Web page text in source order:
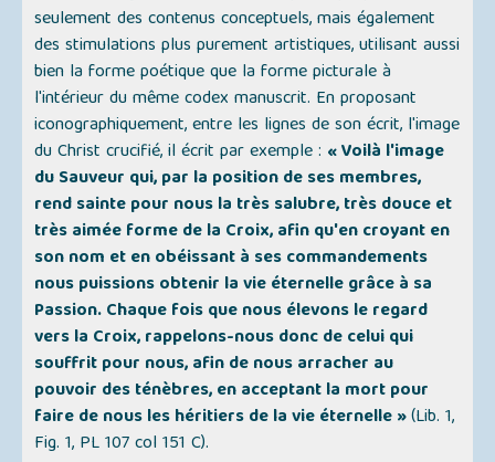
seulement des contenus conceptuels, mais également
des stimulations plus purement artistiques, utilisant aussi
bien la forme poétique que la forme picturale à
l'intérieur du même codex manuscrit. En proposant
iconographiquement, entre les lignes de son écrit, l'image
du Christ crucifié, il écrit par exemple : « Voilà l'image
du Sauveur qui, par la position de ses membres,
rend sainte pour nous la très salubre, très douce et
très aimée forme de la Croix, afin qu'en croyant en
son nom et en obéissant à ses commandements
nous puissions obtenir la vie éternelle grâce à sa
Passion. Chaque fois que nous élevons le regard
vers la Croix, rappelons-nous donc de celui qui
souffrit pour nous, afin de nous arracher au
pouvoir des ténèbres, en acceptant la mort pour
faire de nous les héritiers de la vie éternelle »(Lib. 1,
Fig. 1, PL 107 col 151 C).